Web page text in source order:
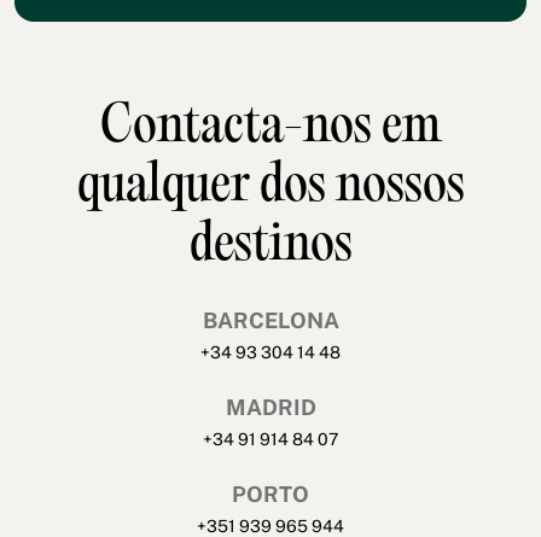
Contacta-nos em
qualquer dos nossos
destinos
BARCELONA
+34 93 304 14 48
MADRID
+34 91 914 84 07
PORTO
+351 939 965 944